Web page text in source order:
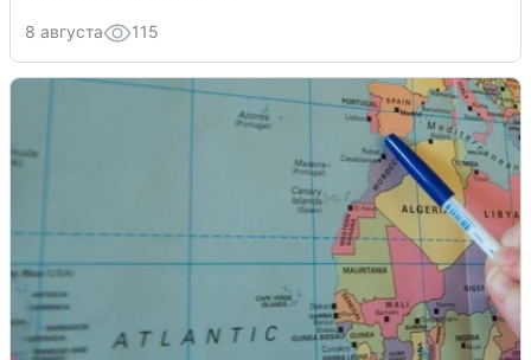
8 августа 115